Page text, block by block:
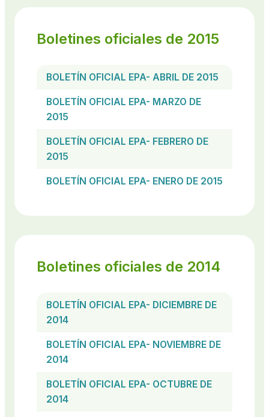
Boletines oficiales de 2015
BOLETÍN OFICIAL EPA- ABRIL DE 2015
BOLETÍN OFICIAL EPA- MARZO DE
2015
BOLETÍN OFICIAL EPA- FEBRERO DE
2015
BOLETÍN OFICIAL EPA- ENERO DE 2015
Boletines oficiales de 2014
BOLETÍN OFICIAL EPA- DICIEMBRE DE
2014
BOLETÍN OFICIAL EPA- NOVIEMBRE DE
2014
BOLETÍN OFICIAL EPA- OCTUBRE DE
2014